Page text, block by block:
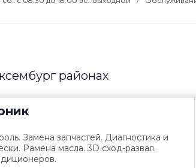
районах
Замена запчастей. Диагностика и
Pамена масла. 3D сход-развал.